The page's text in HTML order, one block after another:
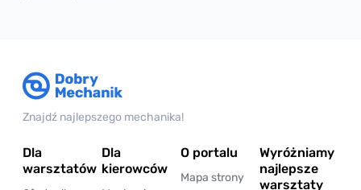
Znajdź najlepszego mechanika!
Dla
warsztatów
Dla
kierowców
O portalu
Mapa strony
Wyróżniamy
najlepsze
warsztaty